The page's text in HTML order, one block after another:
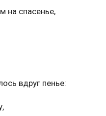
на спасенье,
вдруг пенье: